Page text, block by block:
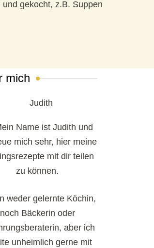
gekocht, z.B. Suppen
mich
Name ist Judith und
mich sehr, hier meine
mit dir teilen
zu können.
weder gelernte Köchin,
noch Bäckerin oder
aber ich
unheimlich gerne mit